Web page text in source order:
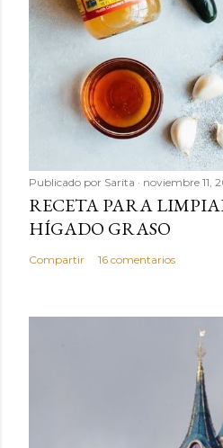
Publicado por Sarita noviembre 11,
RECETA PARA
HÍGADO GRASO
Compartir 16 comentarios